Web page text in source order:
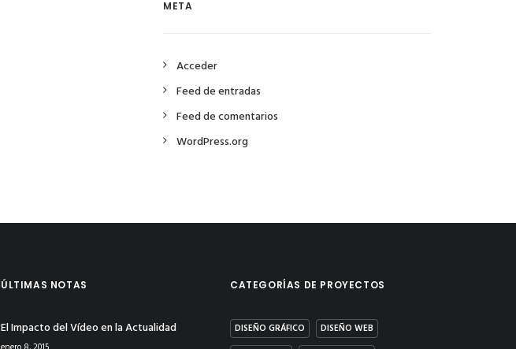
META
Acceder
Feed de entradas
Feed de comentarios
WordPress.org
ÚLTIMAS NOTAS
El Impacto del Vídeo en la Actualidad
CATEGORÍAS DE PROYECTOS
DISEÑO GRÁFICO
DISEÑO WEB